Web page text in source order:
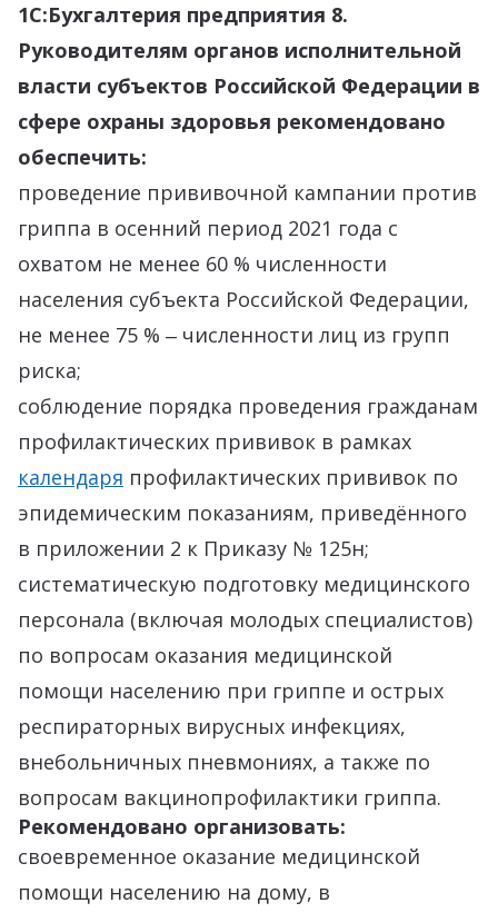
1С:Бухгалтерия предприятия 8.
Руководителям органов исполнительной
власти субъектов Российской Федерации в
сфере охраны здоровья рекомендовано
обеспечить:
проведение прививочной кампании против
гриппа в осенний период 2021 года с
охватом не менее 60 % численности
населения субъекта Российской Федерации,
не менее 75 % ‒ численности лиц из групп
риска;
соблюдение порядка проведения гражданам
профилактических прививок в рамках
календаря профилактических прививок по
эпидемическим показаниям, приведённого
в приложении 2 к Приказу № 125н;
систематическую подготовку медицинского
персонала (включая молодых специалистов)
по вопросам оказания медицинской
помощи населению при гриппе и острых
респираторных вирусных инфекциях,
внебольничных пневмониях, а также по
вопросам вакцинопрофилактики гриппа.
Рекомендовано организовать:
своевременное оказание медицинской
помощи населению на дому, в